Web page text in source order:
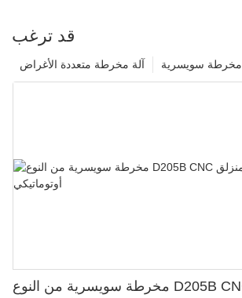
قد ترغب
مخرطة سويسرية آلة مخرطة متعددة الأغراض
مخرطة سويسرية من النوع D205B CNC ذات رأس